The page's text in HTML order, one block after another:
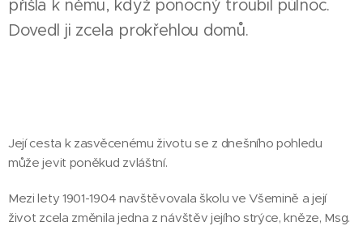
přišla k němu, když ponocný troubil půlnoc.
Dovedl ji zcela prokřehlou domů.
Její cesta k zasvěcenému životu se z dnešního pohledu
může jevit poněkud zvláštní.
Mezi lety 1901-1904 navštěvovala školu ve Všemině a její
život zcela změnila jedna z návštěv jejího strýce, kněze, Msg.